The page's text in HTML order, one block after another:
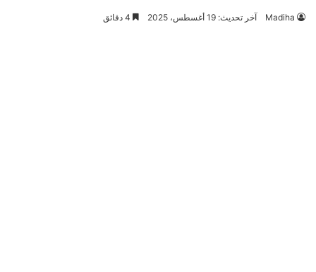
Madiha آخر تحديث: 19 أغسطس، 2025